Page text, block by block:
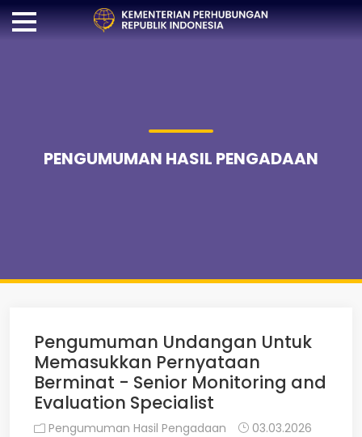
PENGUMUMAN HASIL PENGADAAN
Pengumuman Undangan Untuk
Memasukkan Pernyataan
Berminat - Senior Monitoring and
Evaluation Specialist
Pengumuman Hasil Pengadaan
03.03.2026